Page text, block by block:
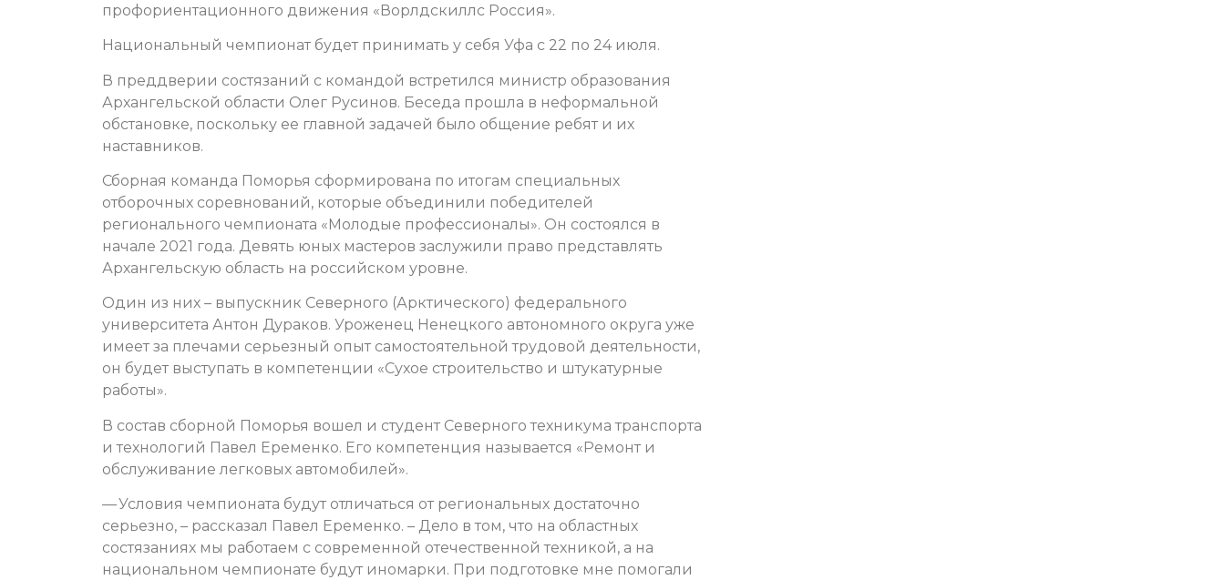
профориентационного движения «Ворлдскиллс Россия».
Национальный чемпионат будет принимать у себя Уфа с 22 по 24 июля.
В преддверии состязаний с командой встретился министр образования
Архангельской области Олег Русинов. Беседа прошла в неформальной
обстановке, поскольку ее главной задачей было общение ребят и их
наставников.
Сборная команда Поморья сформирована по итогам специальных
отборочных соревнований, которые объединили победителей
регионального чемпионата «Молодые профессионалы». Он состоялся в
начале 2021 года. Девять юных мастеров заслужили право представлять
Архангельскую область на российском уровне.
Один из них – выпускник Северного (Арктического) федерального
университета Антон Дураков. Уроженец Ненецкого автономного округа уже
имеет за плечами серьезный опыт самостоятельной трудовой деятельности,
он будет выступать в компетенции «Сухое строительство и штукатурные
работы».
В состав сборной Поморья вошел и студент Северного техникума транспорта
и технологий Павел Еременко. Его компетенция называется «Ремонт и
обслуживание легковых автомобилей».
— Условия чемпионата будут отличаться от региональных достаточно
серьезно, – рассказал Павел Еременко. – Дело в том, что на областных
состязаниях мы работаем с современной отечественной техникой, а на
национальном чемпионате будут иномарки. При подготовке мне помогали